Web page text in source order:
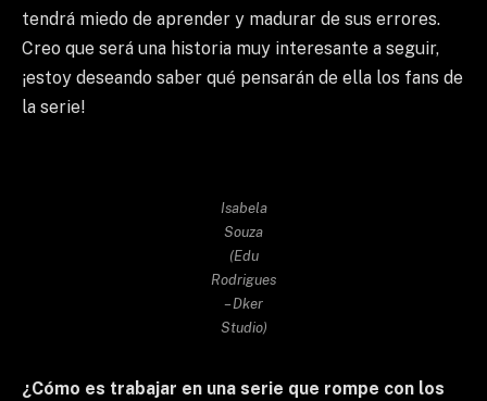
tendrá miedo de aprender y madurar de sus errores.
Creo que será una historia muy interesante a seguir,
¡estoy deseando saber qué pensarán de ella los fans de
la serie!
Isabela
Souza
(Edu
Rodrigues
– Dker
Studio)
¿Cómo es trabajar en una serie que rompe con los